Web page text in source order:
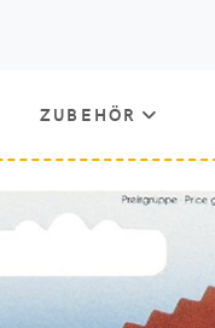
ZUBEHÖR